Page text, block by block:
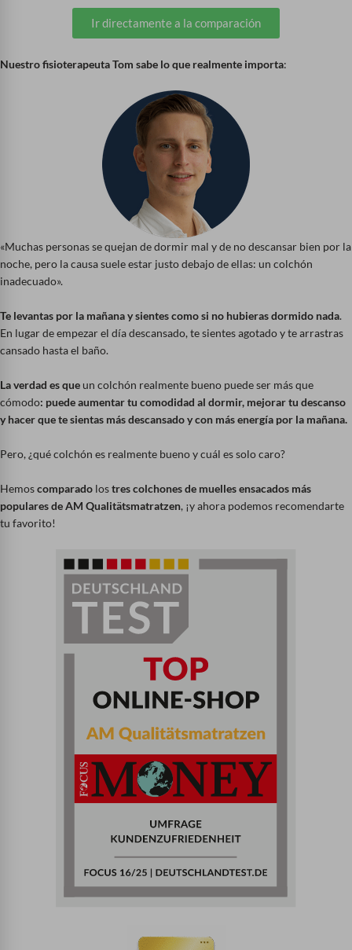
Ir directamente a la comparación
Nuestro fisioterapeuta Tom sabe lo que realmente importa:
«Muchas personas se quejan de dormir mal y de no descansar bien por la
noche, pero la causa suele estar justo debajo de ellas: un colchón
inadecuado».
Te levantas por la mañana y sientes como si no hubieras dormido nada.
En lugar de empezar el día descansado, te sientes agotado y te arrastras
cansado hasta el baño.
La verdad es que un colchón realmente bueno puede ser más que
cómodo: puede aumentar tu comodidad al dormir, mejorar tu descanso
y hacer que te sientas más descansado y con más energía por la mañana.
Pero, ¿qué colchón es realmente bueno y cuál es solo caro?
Hemoscomparado lostres colchones de muelles ensacados más
populares de AM Qualitätsmatratzen, ¡y ahora podemos recomendarte
tu favorito!